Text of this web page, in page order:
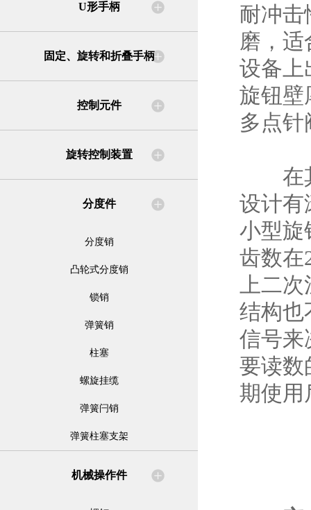
U形手柄
固定、旋转和折叠手柄
控制元件
旋转控制装置
分度件
分度销
凸轮式分度销
锁销
弹簧销
柱塞
螺旋挂缆
弹簧闩销
弹簧柱塞支架
机械操作件
耐冲击
磨，
设备上
旋钮壁
多点
在其
设计有
小型旋
齿数在
上二次
结构
信号来
要读数
期使用